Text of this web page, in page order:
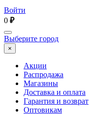
Войти
0 ₽
Выберите город
×
Акции
Распродажа
Магазины
Доставка и оплата
Гарантия и возврат
Оптовикам